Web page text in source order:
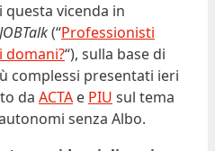
questa vicenda in
JOBTalk(“Professionisti
domani?“), sulla base di
complessi presentati ieri
da ACTA e PIU sul tema
senza Albo.